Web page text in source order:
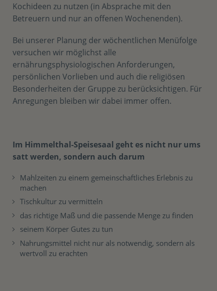
Kochideen zu nutzen (in Absprache mit den
Betreuern und nur an offenen Wochenenden).
Bei unserer Planung der wöchentlichen Menüfolge
versuchen wir möglichst alle
ernährungsphysiologischen Anforderungen,
persönlichen Vorlieben und auch die religiösen
Besonderheiten der Gruppe zu berücksichtigen. Für
Anregungen bleiben wir dabei immer offen.
Im Himmelthal-Speisesaal geht es nicht nur ums
satt werden, sondern auch darum
Mahlzeiten zu einem gemeinschaftliches Erlebnis zu
machen
Tischkultur zu vermitteln
das richtige Maß und die passende Menge zu finden
seinem Körper Gutes zu tun
Nahrungsmittel nicht nur als notwendig, sondern als
wertvoll zu erachten